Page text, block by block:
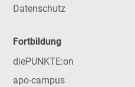
Datenschutz
Fortbildung
diePUNKTE:on
apo-campus